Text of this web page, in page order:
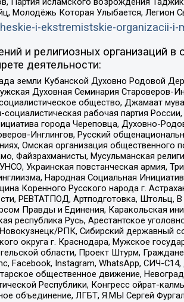
Молодёжь Которая Улыбается, Легион
i-ekstremistskie-organizacii-i-
и религиозных организаций
деятельности:
земли Кубанской Духовно Родовой
Духовная Семинария Староверов-
общество, Джамаат
рабочая партия
города Череповца, Духовно-
Инглингов, Русский
Омская организация общественного
Файзрахманисты, Мусульманская
Украинская повстанческая армия,
Народная Социальная
Коренного Русского народа г.
РЕВТАТПОД, Артподготовка,
Правды и Единения, Каракольская
республика Русь, Арестантское
РПК, Сибирский
округа г. Краснодара, Мужское
области, Проект Штурм,
Facebook, Instagram, WhatsApp, СИЧ-
общественное движение,
Республики, Конгресс ойрат-
объединение, ЛГБТ, Я.МЫ Сергей Фургал